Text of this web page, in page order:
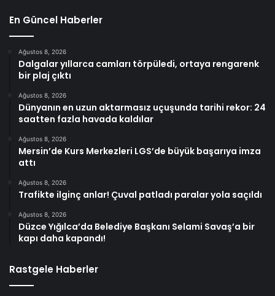
En Güncel Haberler
Ağustos 8, 2026
Dalgalar yıllarca camları törpüledi, ortaya rengarenk
bir plaj çıktı
Ağustos 8, 2026
Dünyanın en uzun aktarmasız uçuşunda tarihi rekor: 24
saatten fazla havada kaldılar
Ağustos 8, 2026
Mersin’de Kurs Merkezleri LGS’de büyük başarıya imza
attı
Ağustos 8, 2026
Trafikte ilginç anlar! Çuval patladı paralar yola saçıldı
Ağustos 8, 2026
Düzce Yığılca’da Belediye Başkanı Selami Savaş’a bir
kapı daha kapandı!
Rastgele Haberler